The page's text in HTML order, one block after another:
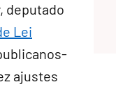
deputado
Lei
ajustes